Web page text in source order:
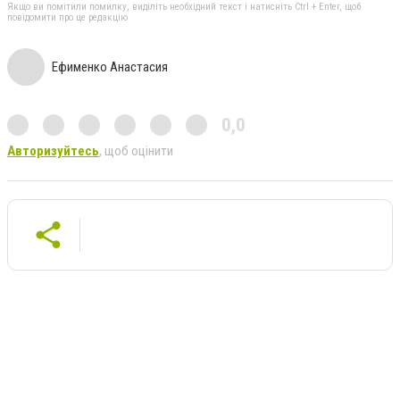
Якщо ви помітили помилку, виділіть необхідний текст і натисніть Ctrl + Enter, щоб
повідомити про це редакцію
Ефименко Анастасия
0,0
Авторизуйтесь, щоб оцінити